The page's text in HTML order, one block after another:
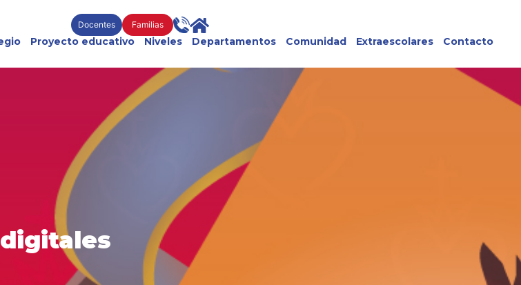
Docentes Familias
Proyecto educativo Niveles Departamentos Comunidad Extraescolares Contacto